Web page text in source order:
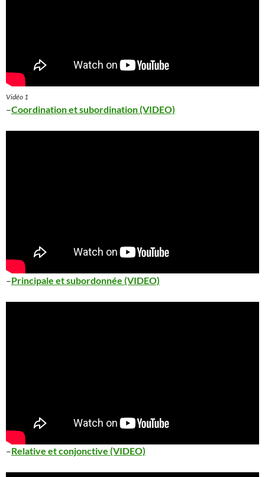
Vidéo 1
–Coordination et subordination (VIDEO)
–Principale et subordonnée (VIDEO)
–Relative et conjonctive (VIDEO)